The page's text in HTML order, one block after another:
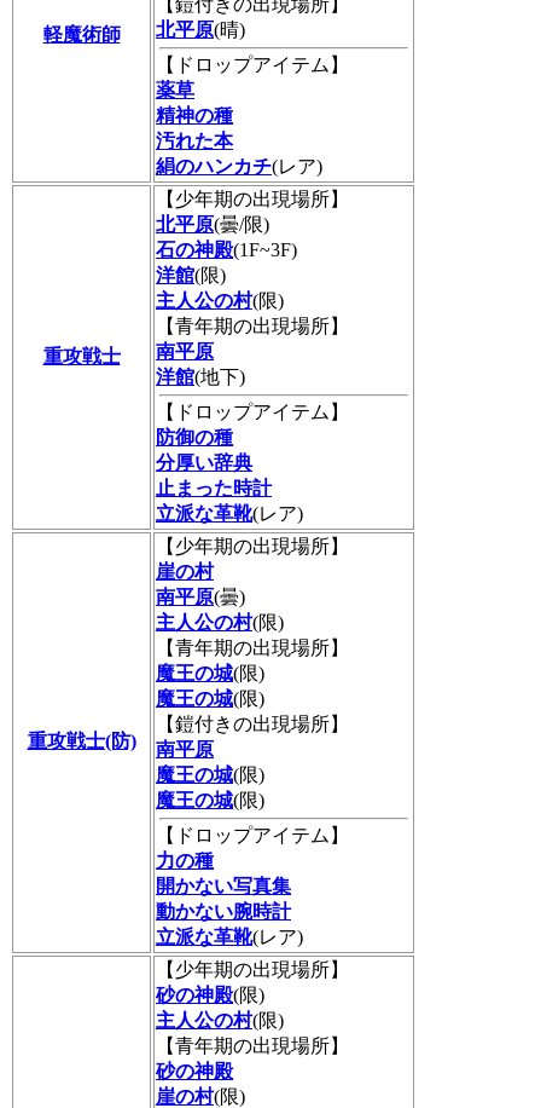
軽魔術師
北平原(晴)
【ドロップアイテム】
薬草
精神の種
汚れた本
絹のハンカチ(レア)
重攻戦士
【少年期の出現場所】
北平原(曇/限)
石の神殿(1F~3F)
洋館(限)
主人公の村(限)
【青年期の出現場所】
南平原
洋館(地下)
【ドロップアイテム】
防御の種
分厚い辞典
止まった時計
立派な革靴(レア)
重攻戦士(防)
【少年期の出現場所】
崖の村
南平原(曇)
主人公の村(限)
【青年期の出現場所】
魔王の城(限)
魔王の城(限)
【鎧付きの出現場所】
南平原
魔王の城(限)
魔王の城(限)
【ドロップアイテム】
力の種
開かない写真集
動かない腕時計
立派な革靴(レア)
【少年期の出現場所】
砂の神殿(限)
主人公の村(限)
【青年期の出現場所】
砂の神殿
崖の村(限)